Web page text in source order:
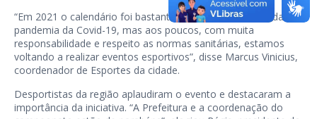
“Em 2021 o calendário foi bastante reduzido em virtude da
pandemia da Covid-19, mas aos poucos, com muita
responsabilidade e respeito as normas sanitárias, estamos
voltando a realizar eventos esportivos”, disse Marcus Vinicius,
coordenador de Esportes da cidade.
Desportistas da região aplaudiram o evento e destacaram a
importância da iniciativa. “A Prefeitura e a coordenação do